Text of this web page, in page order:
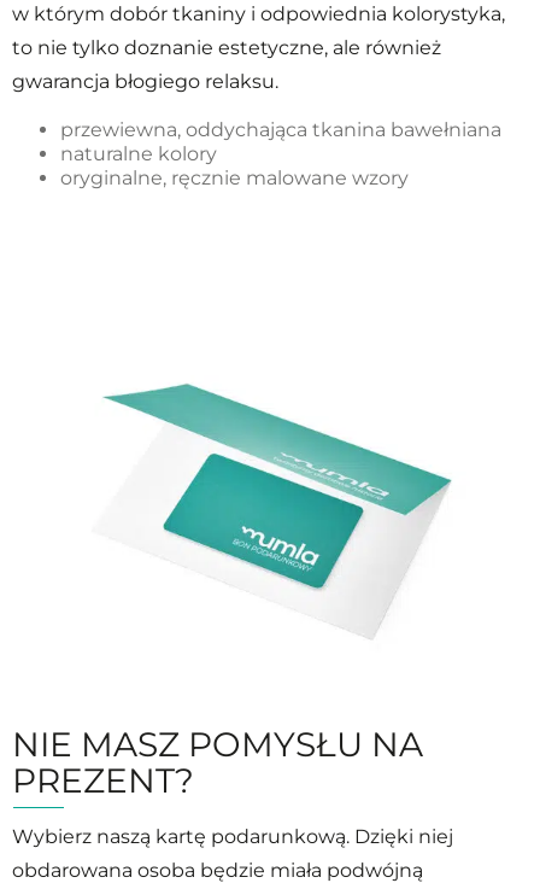
w którym dobór tkaniny i odpowiednia kolorystyka,
to nie tylko doznanie estetyczne, ale również
gwarancja błogiego relaksu.
przewiewna, oddychająca tkanina bawełniana
naturalne kolory
oryginalne, ręcznie malowane wzory
NIE MASZ POMYSŁU NA
PREZENT?
Wybierz naszą kartę podarunkową. Dzięki niej
obdarowana osoba będzie miała podwójną